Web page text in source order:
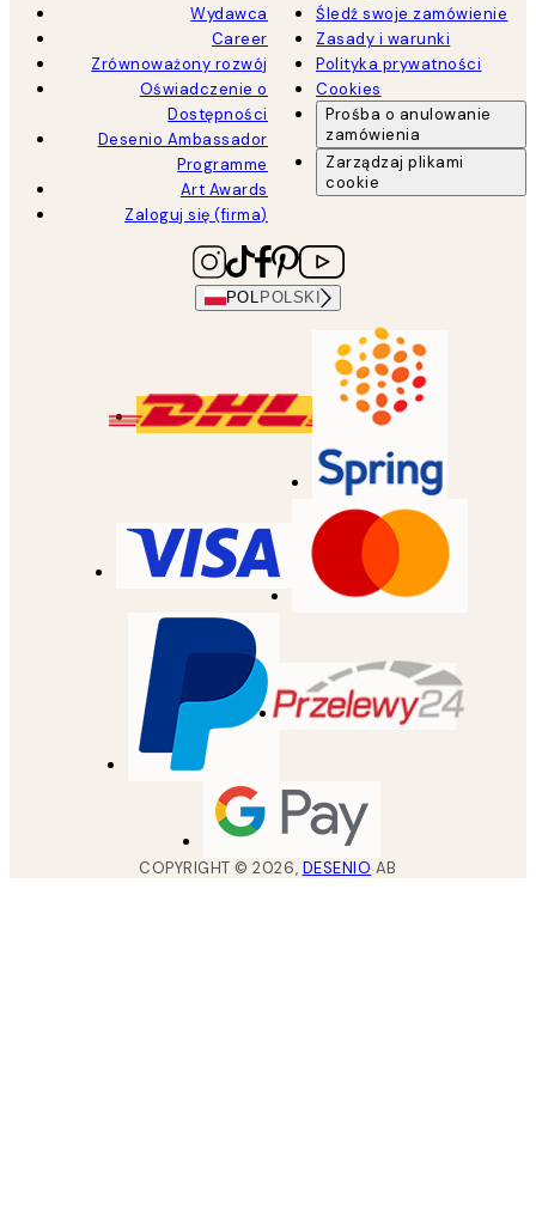
Wydawca
Career
Zrównoważony rozwój
Oświadczenie o
Dostępności
Desenio Ambassador
Programme
Art Awards
Zaloguj się (firma)
Śledź swoje zamówienie
Zasady i warunki
Polityka prywatności
Cookies
Prośba o anulowanie
zamówienia
Zarządzaj plikami
cookie
POL POLSKI
COPYRIGHT ©2026, DESENIO AB